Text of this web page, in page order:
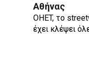
Αθήνας
OHET, το
έχει κλέψει